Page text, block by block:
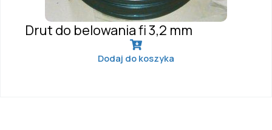
Drut do belowania fi 3,2 mm
Dodaj do koszyka